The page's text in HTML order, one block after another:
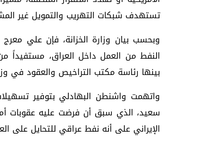
تستهدف شبكات التهريب والتمويل غير
وبحسب بيان وزارة الخزانة، فإن علي
بينها رئاسة مكتب التراخيص والعقود في
واتهمت واشنطن البهادلي بتوفير
الإيراني على أنه نفط عراقي للتحايل على